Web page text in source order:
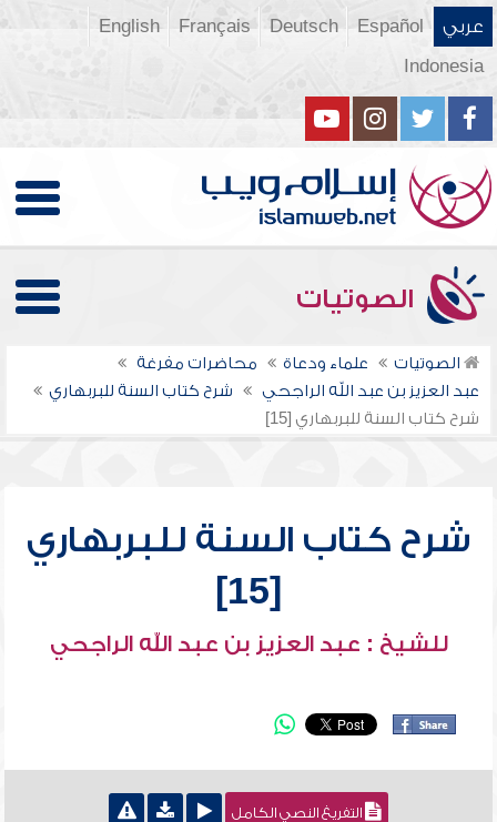
عربي Español
Deutsch
Français
English
Indonesia
الصوتيات
الصوتيات علماء ودعاة
محاضرات مفرغة
عبد العزيز بن عبد الله الراجحي
شرح كتاب السنة للبربهاري
شرح كتاب السنة للبربهاري [15]
شرح كتاب السنة للبربهاري
[15]
للشيخ : عبد العزيز بن عبد الله الراجحي
التفريغ النصي الكامل